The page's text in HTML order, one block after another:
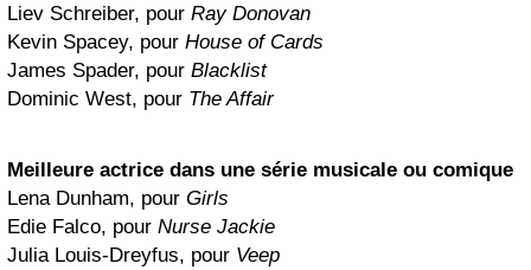
Liev Schreiber, pour Ray Donovan
Kevin Spacey, pour House of Cards
James Spader, pour Blacklist
Dominic West, pour The Affair
Meilleure actrice dans une série musicale ou comique
Lena Dunham, pour Girls
Edie Falco, pour Nurse Jackie
Julia Louis-Dreyfus, pour Veep